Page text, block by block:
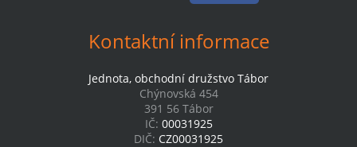
Kontaktní informace
Jednota, obchodní družstvo Tábor
Chýnovská 454
391 56 Tábor
IČ: 00031925
DIČ: CZ00031925